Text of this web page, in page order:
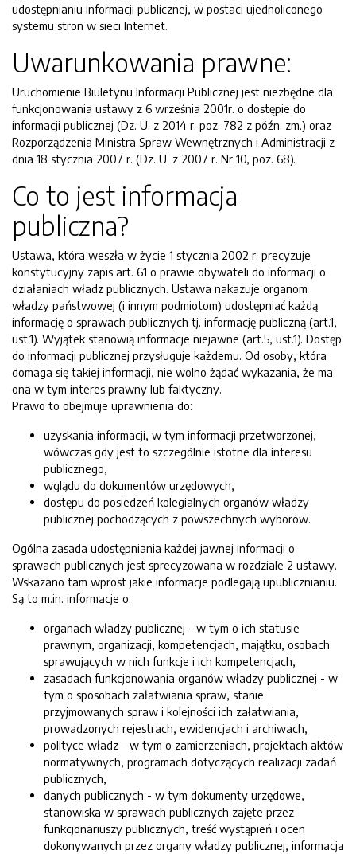
udostępnianiu informacji publicznej, w postaci ujednoliconego
systemu stron w sieci Internet.
Uwarunkowania prawne:
Uruchomienie Biuletynu Informacji Publicznej jest niezbędne dla
funkcjonowania ustawy z 6 września 2001r. o dostępie do
informacji publicznej (Dz. U. z 2014 r. poz. 782 z późn. zm.) oraz
Rozporządzenia Ministra Spraw Wewnętrznych i Administracji z
dnia 18 stycznia 2007 r. (Dz. U. z 2007 r. Nr 10, poz. 68).
Co to jest informacja
publiczna?
Ustawa, która weszła w życie 1 stycznia 2002 r. precyzuje
konstytucyjny zapis art. 61 o prawie obywateli do informacji o
działaniach władz publicznych. Ustawa nakazuje organom
władzy państwowej (i innym podmiotom) udostępniać każdą
informację o sprawach publicznych tj. informację publiczną (art.1,
ust.1). Wyjątek stanowią informacje niejawne (art.5, ust.1). Dostęp
do informacji publicznej przysługuje każdemu. Od osoby, która
domaga się takiej informacji, nie wolno żądać wykazania, że ma
ona w tym interes prawny lub faktyczny.
Prawo to obejmuje uprawnienia do:
uzyskania informacji, w tym informacji przetworzonej,
wówczas gdy jest to szczególnie istotne dla interesu
publicznego,
wglądu do dokumentów urzędowych,
dostępu do posiedzeń kolegialnych organów władzy
publicznej pochodzących z powszechnych wyborów.
Ogólna zasada udostępniania każdej jawnej informacji o
sprawach publicznych jest sprecyzowana w rozdziale 2 ustawy.
Wskazano tam wprost jakie informacje podlegają upublicznianiu.
Są to m.in. informacje o:
organach władzy publicznej - w tym o ich statusie
prawnym, organizacji, kompetencjach, majątku, osobach
sprawujących w nich funkcje i ich kompetencjach,
zasadach funkcjonowania organów władzy publicznej - w
tym o sposobach załatwiania spraw, stanie
przyjmowanych spraw i kolejności ich załatwiania,
prowadzonych rejestrach, ewidencjach i archiwach,
polityce władz - w tym o zamierzeniach, projektach aktów
normatywnych, programach dotyczących realizacji zadań
publicznych,
danych publicznych - w tym dokumenty urzędowe,
stanowiska w sprawach publicznych zajęte przez
funkcjonariuszy publicznych, treść wystąpień i ocen
dokonywanych przez organy władzy publicznej, informacja